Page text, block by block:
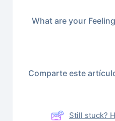
What are your
Comparte este
Still stuck?